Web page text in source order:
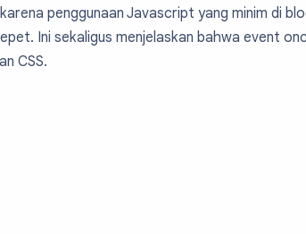
penggunaan Javascript yang minim di
Ini sekaligus menjelaskan bahwa event
CSS.